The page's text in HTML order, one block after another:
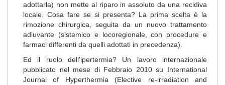
adottarla) non mette al riparo in assoluto da una recidiva
locale. Cosa fare se si presenta? La prima scelta è la
rimozione chirurgica, seguita da un nuovo trattamento
adiuvante (sistemico e locoregionale, con procedure e
farmaci differenti da quelli adottati in precedenza).
Ed il ruolo dell'ipertermia? Un lavoro internazionale
pubblicato nel mese di Febbraio 2010 su International
Journal of Hyperthermia (Elective re-irradiation and